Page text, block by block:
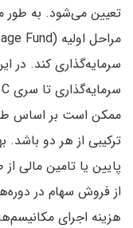
تعیین می‌شود. به
ممکن است بر اساس
ترکیبی از هر دو باشد.
پایین یا تامین مالی
هزینه اجرای